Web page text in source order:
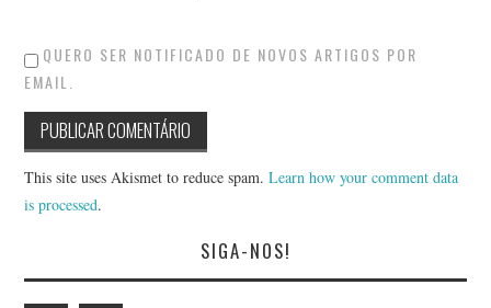
QUERO SER NOTIFICADO DE NOVOS ARTIGOS POR
EMAIL.
This site uses Akismet to reduce spam.Learn how your comment data
is processed.
SIGA-NOS!